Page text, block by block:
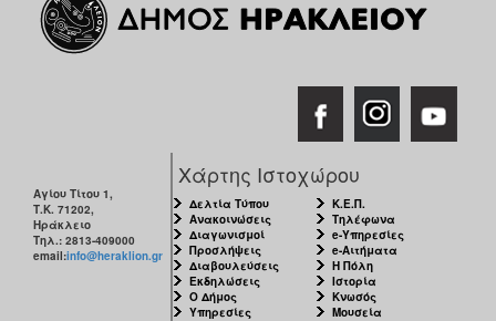
Αγίου Τίτου 1,
Τ.Κ. 71202,
Ηράκλειο
Τηλ.: 2813-409000
email:info@heraklion.gr
Χάρτης Ιστοχώρου
Δελτία Τύπου
Ανακοινώσεις
Διαγωνισμοί
Προσλήψεις
Διαβουλεύσεις
Εκδηλώσεις
Ο Δήμος
Υπηρεσίες
Κ.Ε.Π.
Τηλέφωνα
e-Υπηρεσίες
e-Αιτήματα
Η Πόλη
Ιστορία
Κνωσός
Μουσεία